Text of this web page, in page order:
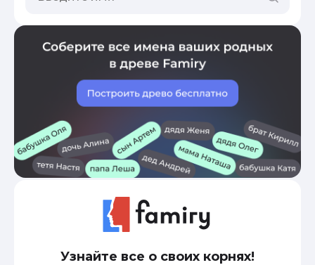
Узнайте все о своих корнях!